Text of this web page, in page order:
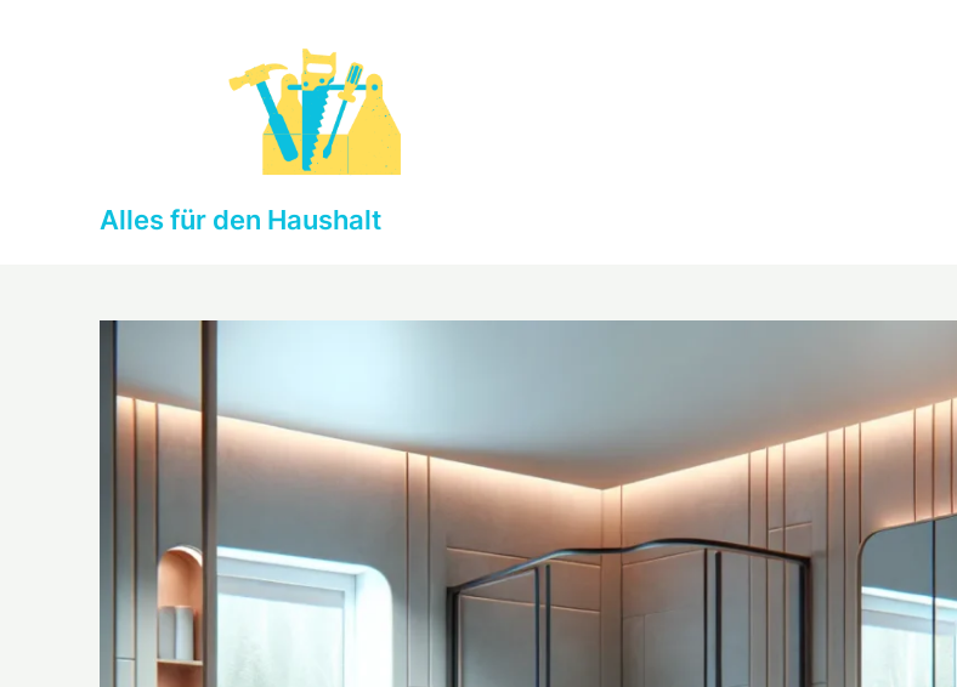
Alles für den Haushalt